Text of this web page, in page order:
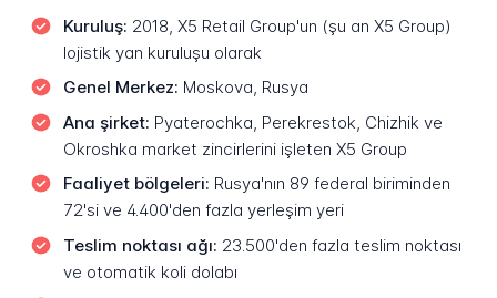
Kuruluş: 2018, X5 Retail Group'un (şu an X5 Group)
lojistik yan kuruluşu olarak
Genel Merkez: Moskova, Rusya
Ana şirket: Pyaterochka, Perekrestok, Chizhik ve
Okroshka market zincirlerini işleten X5 Group
Faaliyet bölgeleri: Rusya'nın 89 federal biriminden
72'si ve 4.400'den fazla yerleşim yeri
Teslim noktası ağı: 23.500'den fazla teslim noktası
ve otomatik koli dolabı